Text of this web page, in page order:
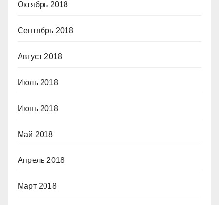
Октябрь 2018
Сентябрь 2018
Август 2018
Июль 2018
Июнь 2018
Май 2018
Апрель 2018
Март 2018